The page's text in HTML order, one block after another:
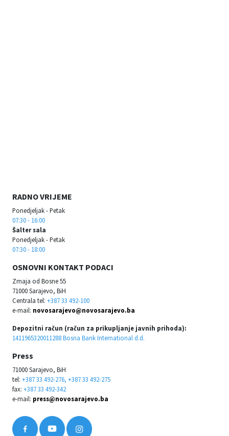
RADNO VRIJEME
Ponedjeljak - Petak
07:30 - 16:00
Šalter sala
Ponedjeljak - Petak
07:30 - 18:00
OSNOVNI KONTAKT PODACI
Zmaja od Bosne 55
71000 Sarajevo, BiH
Centrala tel: +387 33 492-100
e-mail: novosarajevo@novosarajevo.ba
Depozitni račun (račun za prikupljanje javnih prihoda):
1411965320011288 Bosna Bank International d.d.
Press
71000 Sarajevo, BiH
tel: +387 33 492-276, +387 33 492-275
fax: +387 33 492-342
e-mail: press@novosarajevo.ba